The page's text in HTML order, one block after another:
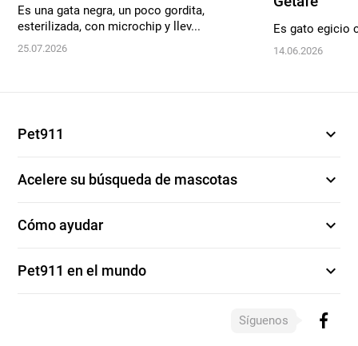
Es una gata negra, un poco gordita,
esterilizada, con microchip y llev...
25.07.2026
Es gato egicio
14.06.2026
Pet911 expand_more
Acelere su búsqueda de mascotas expand_more
Cómo ayudar expand_more
Pet911 en el mundo expand_more
Síguenos